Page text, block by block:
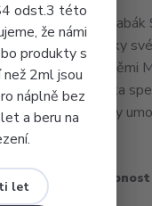
odst.3 této
že námi
produkty s
2ml jsou
náplně bez
a beru na
ti let
Čistý
a to díky
příchutěmi
aromata
procesy
Dostupnost